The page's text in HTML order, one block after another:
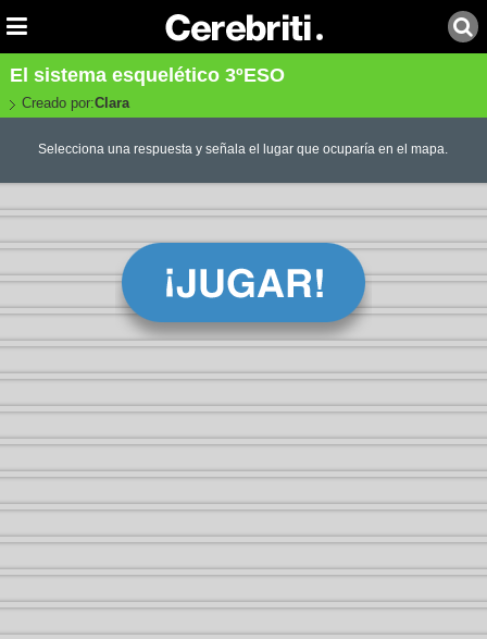
El sistema esquelético 3ºESO
Creado por:Clara
Selecciona una respuesta y señala el lugar que ocuparía en el mapa.